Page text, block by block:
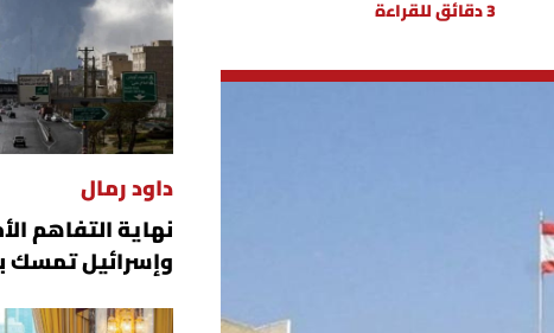
3 دقائق للقراءة
داود رمال
نهاية التفاهم
وإسرائيل تمسك